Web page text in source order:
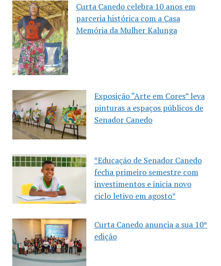
Curta Canedo celebra 10 anos em
parceria histórica com a Casa
Memória da Mulher Kalunga
Exposição “Arte em Cores” leva
pinturas a espaços públicos de
Senador Canedo
*Educação de Senador Canedo
fecha primeiro semestre com
investimentos e inicia novo
ciclo letivo em agosto*
Curta Canedo anuncia a sua 10ª
edição